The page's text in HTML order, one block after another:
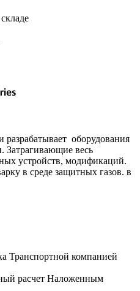
разрабатывает оборудования
. Затрагивающие весь
устройств, модификаций.
в среде защитных газов. в
Транспортной компанией
расчет Наложенным